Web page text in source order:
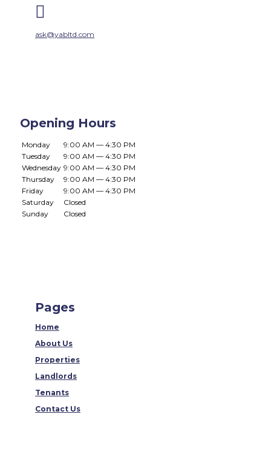

ask@yabltd.com
Opening Hours
Monday
9:00 AM — 4:30 PM
Tuesday
9:00 AM — 4:30 PM
Wednesday 9:00 AM — 4:30 PM
Thursday
9:00 AM — 4:30 PM
Friday
9:00 AM — 4:30 PM
Saturday
Closed
Sunday
Closed
Pages
Home
About Us
Properties
Landlords
Tenants
Contact Us